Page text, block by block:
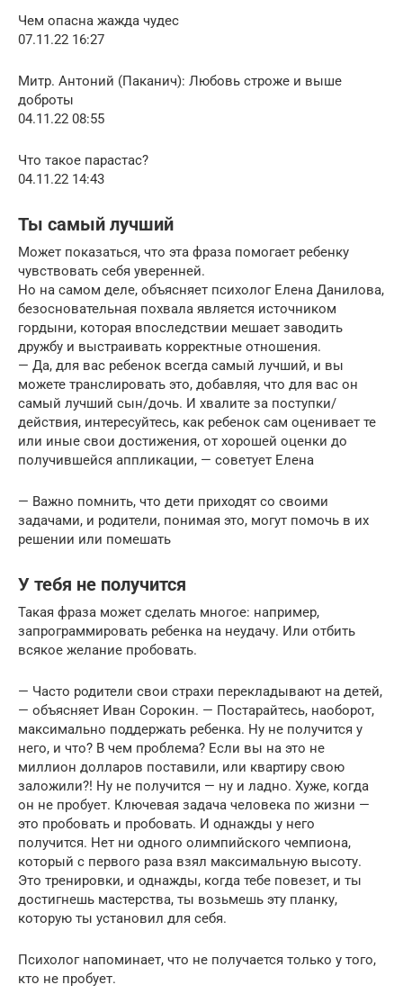
Чем опасна жажда чудес
07.11.22 16:27
Митр. Антоний (Паканич): Любовь строже и выше
доброты
04.11.22 08:55
Что такое парастас?
04.11.22 14:43
Ты самый лучший
Может показаться, что эта фраза помогает ребенку
чувствовать себя уверенней.
Но на самом деле, объясняет психолог Елена Данилова,
безосновательная похвала является источником
гордыни, которая впоследствии мешает заводить
дружбу и выстраивать корректные отношения.
— Да, для вас ребенок всегда самый лучший, и вы
можете транслировать это, добавляя, что для вас он
самый лучший сын/дочь. И хвалите за поступки/
действия, интересуйтесь, как ребенок сам оценивает те
или иные свои достижения, от хорошей оценки до
получившейся аппликации, — советует Елена
— Важно помнить, что дети приходят со своими
задачами, и родители, понимая это, могут помочь в их
решении или помешать
У тебя не получится
Такая фраза может сделать многое: например,
запрограммировать ребенка на неудачу. Или отбить
всякое желание пробовать.
— Часто родители свои страхи перекладывают на детей,
— объясняет Иван Сорокин. — Постарайтесь, наоборот,
максимально поддержать ребенка. Ну не получится у
него, и что? В чем проблема? Если вы на это не
миллион долларов поставили, или квартиру свою
заложили?! Ну не получится — ну и ладно. Хуже, когда
он не пробует. Ключевая задача человека по жизни —
это пробовать и пробовать. И однажды у него
получится. Нет ни одного олимпийского чемпиона,
который с первого раза взял максимальную высоту.
Это тренировки, и однажды, когда тебе повезет, и ты
достигнешь мастерства, ты возьмешь эту планку,
которую ты установил для себя.
Психолог напоминает, что не получается только у того,
кто не пробует.